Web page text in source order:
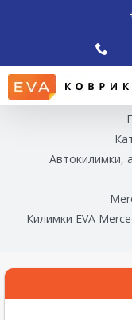
Автокилимки,
Килимки EVA